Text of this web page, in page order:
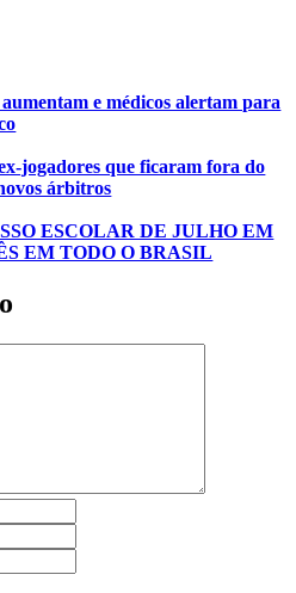
e médicos alertam para
jogadores que ficaram fora do
árbitros
ESCOLAR DE JULHO EM
EM TODO O BRASIL